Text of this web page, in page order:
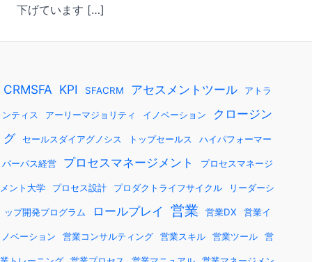
下げています […]
CRMSFA KPI SFACRM アセスメントツール アトラ
ンティス アーリーマジョリティ イノベーション
クロージン
グ
セールスダイアグノシス トップセールス ハイパフォーマー
パーパス経営 プロセスマネージメント プロセスマネージ
メント大学 プロセス設計 プロダクトライフサイクル リーダーシ
ップ開発プログラム ロールプレイ 営業 営業DX 営業イ
ノベーション 営業コンサルティング 営業スキル 営業ツール 営